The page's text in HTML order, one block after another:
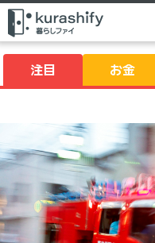
注目 お金